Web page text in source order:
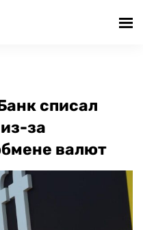
списал
за
валют